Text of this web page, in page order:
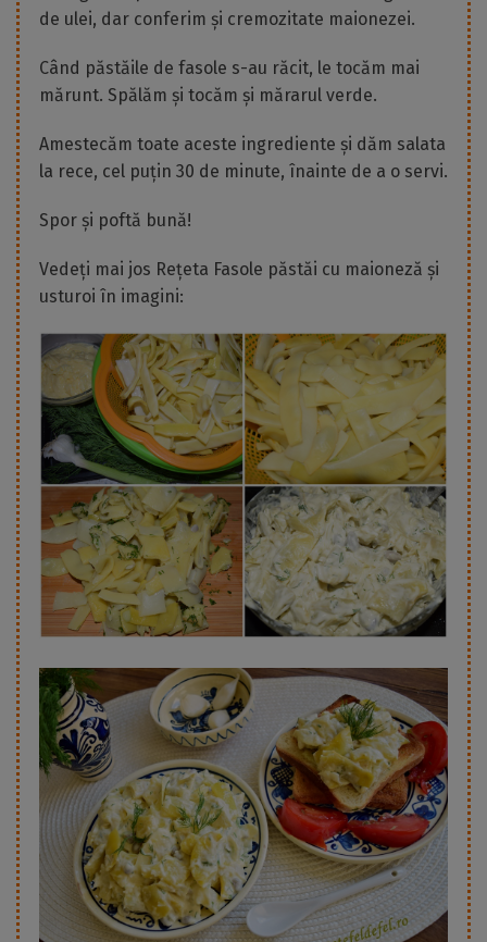
de ulei, dar conferim și cremozitate maionezei.
Când păstăile de fasole s-au răcit, le tocăm mai
mărunt. Spălăm și tocăm și mărarul verde.
Amestecăm toate aceste ingrediente și dăm salata
la rece, cel puțin 30 de minute, înainte de a o servi.
Spor și poftă bună!
Vedeți mai jos Rețeta Fasole păstăi cu maioneză și
usturoi în imagini: